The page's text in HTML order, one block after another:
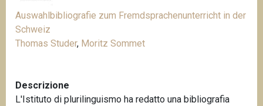
Auswahlbibliografie zum Fremdsprachenunterricht in der
Schweiz
Thomas Studer, Moritz Sommet
Descrizione
L'Istituto di plurilinguismo ha redatto una bibliografia